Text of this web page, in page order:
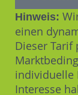
Hinweis:
einen
Dieser Tarif
individuelle
Interesse